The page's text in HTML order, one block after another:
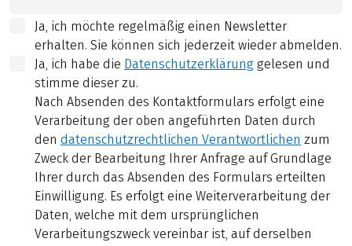
Ja, ich möchte regelmäßig einen Newsletter
erhalten. Sie können sich jederzeit wieder abmelden.
Ja, ich habe die Datenschutzerklärung gelesen und
stimme dieser zu.
Nach Absenden des Kontaktformulars erfolgt eine
Verarbeitung der oben angeführten Daten durch
den datenschutzrechtlichen Verantwortlichen zum
Zweck der Bearbeitung Ihrer Anfrage auf Grundlage
Ihrer durch das Absenden des Formulars erteilten
Einwilligung. Es erfolgt eine Weiterverarbeitung der
Daten, welche mit dem ursprünglichen
Verarbeitungszweck vereinbar ist, auf derselben